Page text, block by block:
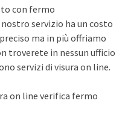
con fermo
servizio ha un costo
ma in più offriamo
troverete in nessun ufficio
servizi di visura on line.
on line verifica fermo